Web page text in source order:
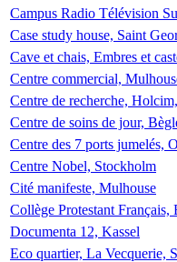
Campus Radio Télévision
Case study house, Saint
Cave et chais, Embres et
Centre commercial,
Centre de recherche,
Centre de soins de jour,
Centre des 7 ports jumelés,
Centre Nobel, Stockholm
Cité manifeste, Mulhouse
Collège Protestant
Documenta 12, Kassel
Eco quartier, La Vecquerie,